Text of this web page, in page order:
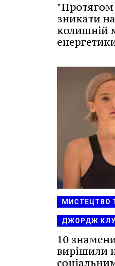
"Протягом
зникати
колишній
МИСТЕЦТВО
ДЖОРДЖ
10
вирішили